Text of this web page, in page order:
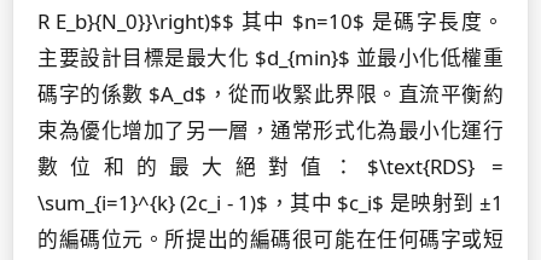
R E_b}{N_0}}\right)$$ 其中 $n=10$ 是碼字長度。
主要設計目標是最大化 $d_{min}$ 並最小化低權重
碼字的係數 $A_d$，從而收緊此界限。直流平衡約
束為優化增加了另一層，通常形式化為最小化運行
數位和的最大絕對值：$\text{RDS} =
\sum_{i=1}^{k} (2c_i - 1)$，其中 $c_i$ 是映射到 ±1
的編碼位元。所提出的編碼很可能在任何碼字或短